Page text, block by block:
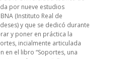
por nueve estudios
(Instituto Real de
y que se dedicó durante
y poner en práctica la
incialmente articulada
en el libro “Soportes, una